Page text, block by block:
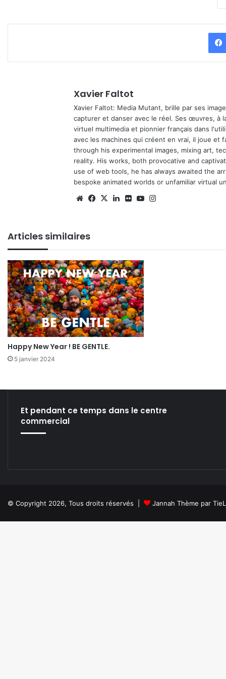
Xavier Faltot
Xavier Faltot: Media Mutant, brille par ses
capturer et danser avec le réel. Ses œuvres, à
virtuel multimedia et pionnier français dans
avec les machines qui créent en vrai, il joue et
through his experimental images, mixing art,
reality. His works, both provocative and
use of web tools, he has always awaited the
bespoke animated worlds or unfamiliar virtual
We Fa
X
Lin Fli Yo
Articles similaires
Happy New Year ! BE GENTLE.
5 janvier 2024
Et pendant ce temps dans le centre
commercial
© Copyright 2026, Tous droits réservés | Jannah Thème par